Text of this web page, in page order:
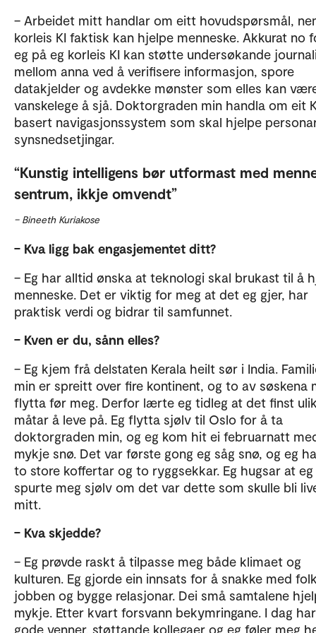
– Arbeidet mitt handlar om eitt hovudspørsmål,
korleis KI faktisk kan hjelpe menneske. Akkurat no
eg på eg korleis KI kan støtte undersøkande
mellom anna ved å verifisere informasjon, spore
datakjelder og avdekke mønster som elles kan
vanskelege å sjå. Doktorgraden min handla om eit
basert navigasjonssystem som skal hjelpe
synsnedsetjingar.
Kunstig intelligens bør utformast med
sentrum, ikkje omvendt
– Bineeth Kuriakose
– Kva ligg bak engasjementet ditt?
– Eg har alltid ønska at teknologi skal brukast til å
menneske. Det er viktig for meg at det eg gjer, har
praktisk verdi og bidrar til samfunnet.
– Kven er du, sånn elles?
– Eg kjem frå delstaten Kerala heilt sør i India.
min er spreitt over fire kontinent, og to av søskena
flytta før meg. Derfor lærte eg tidleg at det finst
måtar å leve på. Eg flytta sjølv til Oslo for å ta
doktorgraden min, og eg kom hit ei februarnatt
mykje snø. Det var første gong eg såg snø, og eg
to store koffertar og to ryggsekkar. Eg hugsar at eg
spurte meg sjølv om det var dette som skulle bli
mitt.
– Kva skjedde?
– Eg prøvde raskt å tilpasse meg både klimaet og
kulturen. Eg gjorde ein innsats for å snakke med
jobben og bygge relasjonar. Dei små samtalene
mykje. Etter kvart forsvann bekymringane. I dag
gode venner, støttande kollegaer og eg føler meg